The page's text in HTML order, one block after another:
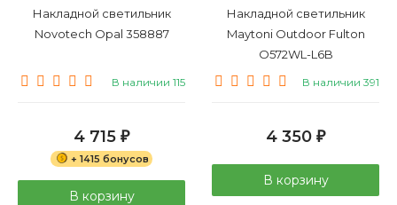
Накладной светильник
Novotech Opal 358887
В наличии 115
4 715 ₽
+ 1415 бонусов
В корзину
Накладной светильник
Maytoni Outdoor Fulton
O572WL-L6B
В наличии 391
4 350 ₽
В корзину